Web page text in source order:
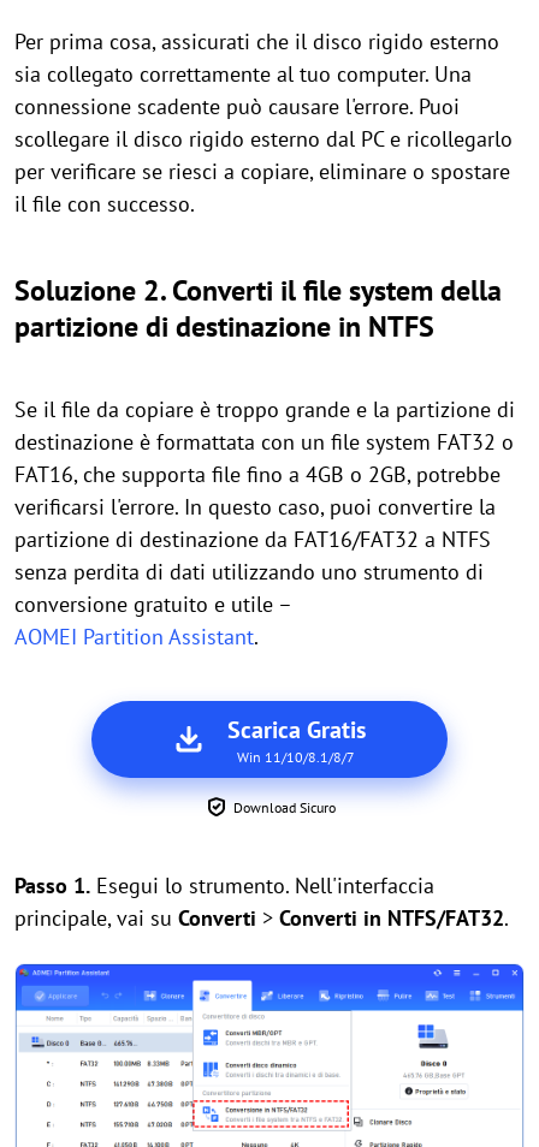
Per prima cosa, assicurati che il disco rigido esterno
sia collegato correttamente al tuo computer. Una
connessione scadente può causare l'errore. Puoi
scollegare il disco rigido esterno dal PC e ricollegarlo
per verificare se riesci a copiare, eliminare o spostare
il file con successo.
Soluzione 2. Converti il file system della
partizione di destinazione in NTFS
Se il file da copiare è troppo grande e la partizione di
destinazione è formattata con un file system FAT32 o
FAT16, che supporta file fino a 4GB o 2GB, potrebbe
verificarsi l'errore. In questo caso, puoi convertire la
partizione di destinazione da FAT16/FAT32 a NTFS
senza perdita di dati utilizzando uno strumento di
conversione gratuito e utile –
AOMEI Partition Assistant.
Scarica Gratis
Win 11/10/8.1/8/7
Download Sicuro
Passo 1. Esegui lo strumento. Nell'interfaccia
principale, vai su Converti > Converti in NTFS/FAT32.